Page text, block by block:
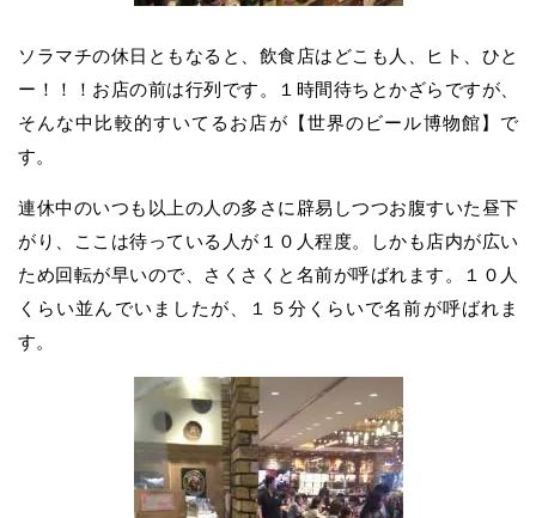
ソラマチの休日ともなると、飲食店はどこも人、ヒト、ひと
ー！！！お店の前は行列です。１時間待ちとかざらですが、
そんな中比較的すいてるお店が【世界のビール博物館】で
す。
連休中のいつも以上の人の多さに辟易しつつお腹すいた昼下
がり、ここは待っている人が１０人程度。しかも店内が広い
ため回転が早いので、さくさくと名前が呼ばれます。１０人
くらい並んでいましたが、１５分くらいで名前が呼ばれま
す。